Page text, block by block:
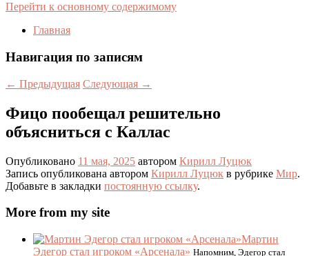
Перейти к основному содержимому
Главная
Навигация по записям
← Предыдущая Следующая →
Фицо пообещал решительно
объясниться с Каллас
Опубликовано 11 мая, 2025 автором Кирилл Луцюк
Запись опубликована автором Кирилл Луцюк в рубрике Мир.
Добавьте в закладки постоянную ссылку.
More from my site
Мартин
Эдегор стал игроком «Арсенала» Напомним, Эдегор стал